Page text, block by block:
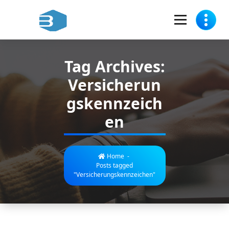
Tag Archives:
Versicherun
gskennzeich
en
Home -
Posts tagged
"Versicherungskennzeichen"